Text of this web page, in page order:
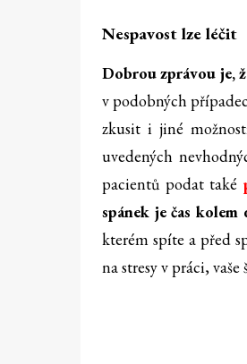
Nespavost lze léčit
Dobrou zprávou je,
v podobných
zkusit i jiné
uvedených
pacientů podat také
spánek je čas kolem
kterém spíte a před
na stresy v práci,